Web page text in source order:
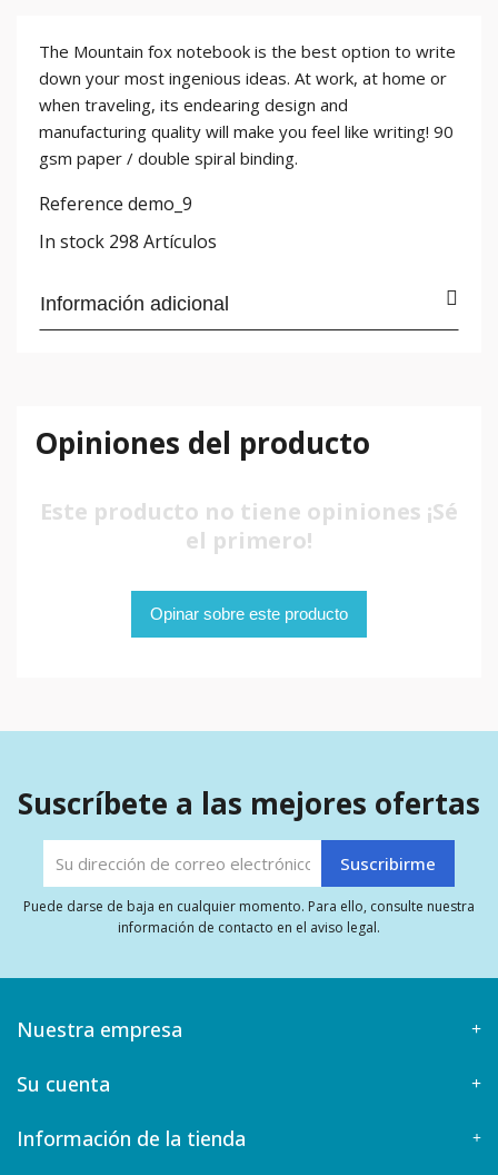
The Mountain fox notebook is the best option to write
down your most ingenious ideas. At work, at home or
when traveling, its endearing design and
manufacturing quality will make you feel like writing! 90
gsm paper / double spiral binding.
Reference demo_9
In stock 298 Artículos
Información adicional
Opiniones del producto
Este producto no tiene opiniones ¡Sé
el primero!
Opinar sobre este producto
Suscríbete a las mejores ofertas
Puede darse de baja en cualquier momento. Para ello, consulte nuestra
información de contacto en el aviso legal.
Nuestra empresa
Su cuenta
Información de la tienda